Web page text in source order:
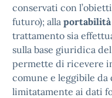
conservati con
futuro); alla portabilità
trattamento sia
sulla base giuridica
permette di ricevere
comune e leggibile
limitatamente ai dati